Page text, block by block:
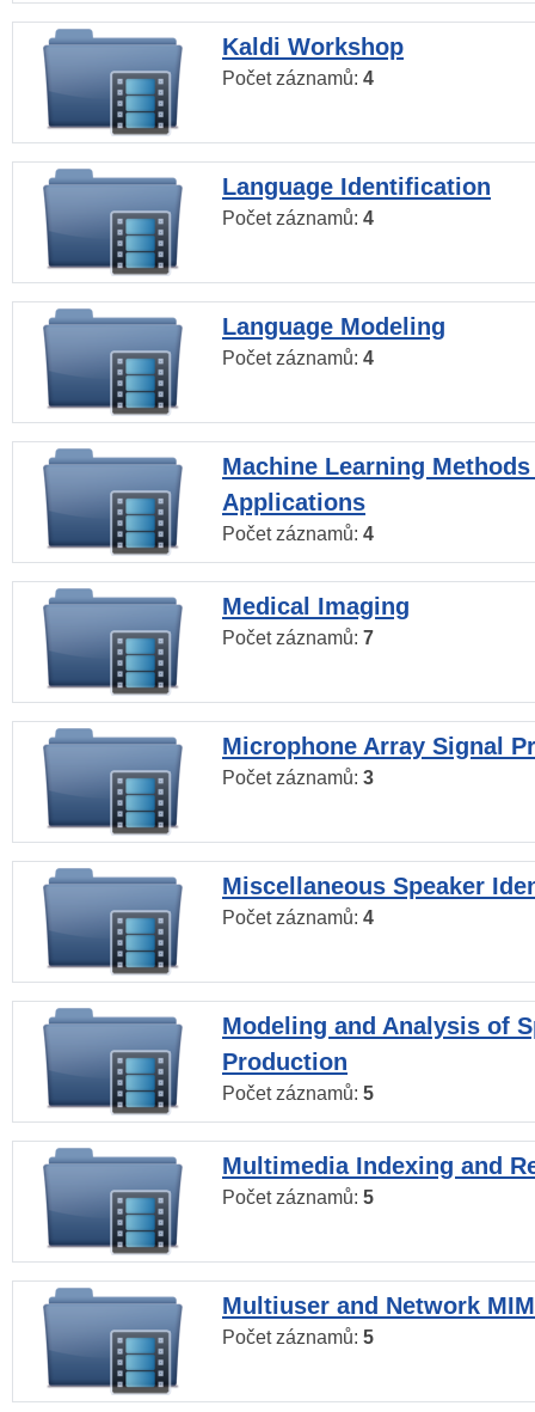
Kaldi Workshop
Počet záznamů: 4
Language Identification
Počet záznamů: 4
Language Modeling
Počet záznamů: 4
Machine Learning
Applications
Počet záznamů: 4
Medical Imaging
Počet záznamů: 7
Microphone Array Signal
Počet záznamů: 3
Miscellaneous Speaker
Počet záznamů: 4
Modeling and Analysis of
Production
Počet záznamů: 5
Multimedia Indexing and
Počet záznamů: 5
Multiuser and Network
Počet záznamů: 5